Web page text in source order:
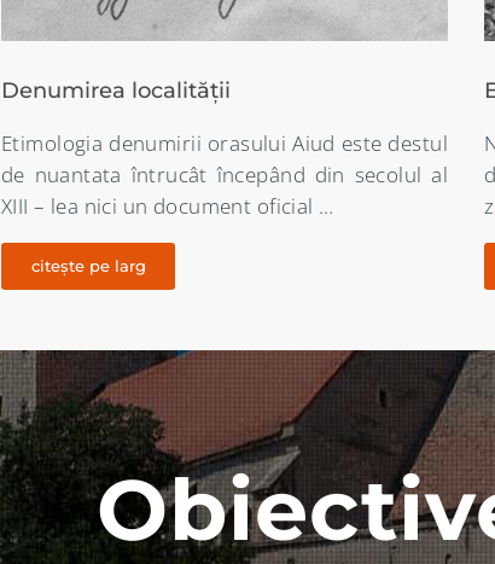
Evenimente istorice
Numeroase vestigii arheologice vorbesc
despre existenta unor asezari omenesti în
zona Aiudului înca din Comuna primitiva …
citește pe larg